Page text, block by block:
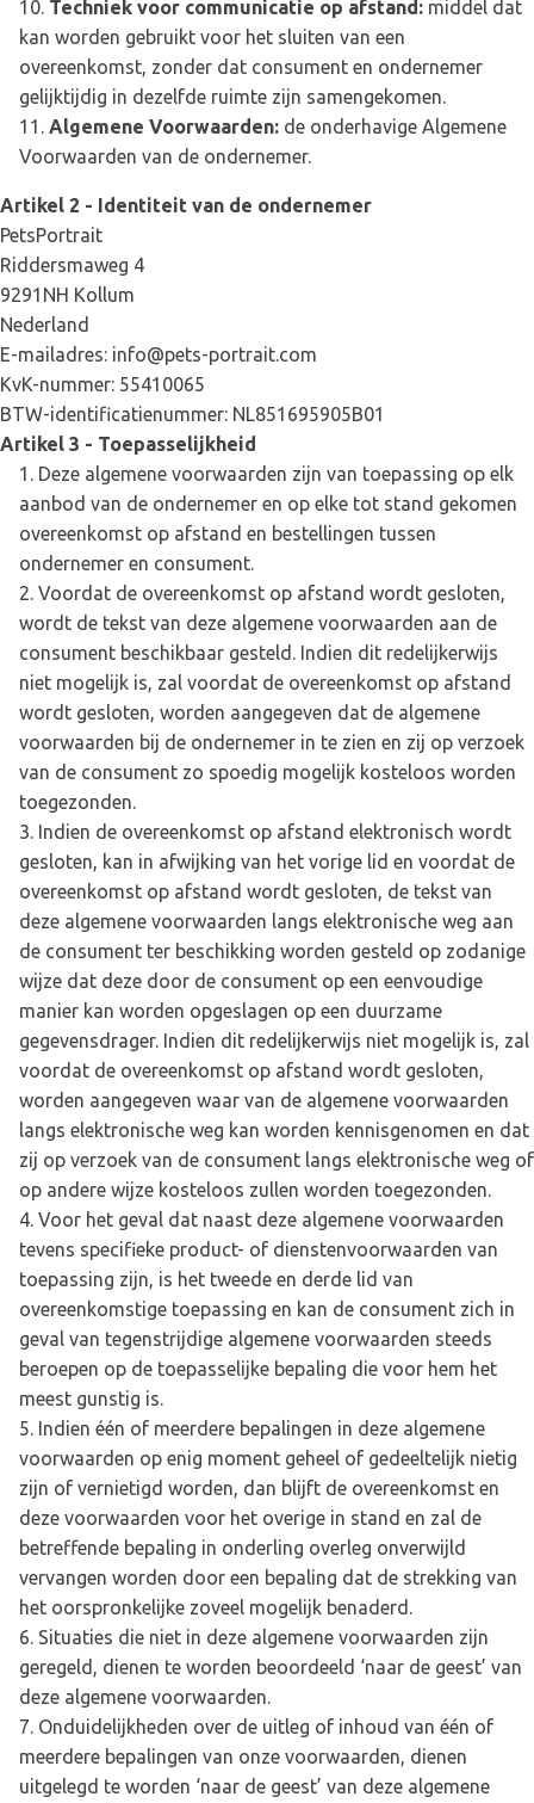
Techniek voor communicatie op afstand: middel dat
kan worden gebruikt voor het sluiten van een
overeenkomst, zonder dat consument en ondernemer
gelijktijdig in dezelfde ruimte zijn samengekomen.
Algemene Voorwaarden: de onderhavige Algemene
Voorwaarden van de ondernemer.
Artikel 2 - Identiteit van de ondernemer
PetsPortrait
Riddersmaweg 4
9291NH Kollum
Nederland
E-mailadres: info@pets-portrait.com
KvK-nummer: 55410065
BTW-identificatienummer: NL851695905B01
Artikel 3 - Toepasselijkheid
Deze algemene voorwaarden zijn van toepassing op elk
aanbod van de ondernemer en op elke tot stand gekomen
overeenkomst op afstand en bestellingen tussen
ondernemer en consument.
Voordat de overeenkomst op afstand wordt gesloten,
wordt de tekst van deze algemene voorwaarden aan de
consument beschikbaar gesteld. Indien dit redelijkerwijs
niet mogelijk is, zal voordat de overeenkomst op afstand
wordt gesloten, worden aangegeven dat de algemene
voorwaarden bij de ondernemer in te zien en zij op verzoek
van de consument zo spoedig mogelijk kosteloos worden
toegezonden.
Indien de overeenkomst op afstand elektronisch wordt
gesloten, kan in afwijking van het vorige lid en voordat de
overeenkomst op afstand wordt gesloten, de tekst van
deze algemene voorwaarden langs elektronische weg aan
de consument ter beschikking worden gesteld op zodanige
wijze dat deze door de consument op een eenvoudige
manier kan worden opgeslagen op een duurzame
gegevensdrager. Indien dit redelijkerwijs niet mogelijk is, zal
voordat de overeenkomst op afstand wordt gesloten,
worden aangegeven waar van de algemene voorwaarden
langs elektronische weg kan worden kennisgenomen en dat
zij op verzoek van de consument langs elektronische weg of
op andere wijze kosteloos zullen worden toegezonden.
Voor het geval dat naast deze algemene voorwaarden
tevens specifieke product- of dienstenvoorwaarden van
toepassing zijn, is het tweede en derde lid van
overeenkomstige toepassing en kan de consument zich in
geval van tegenstrijdige algemene voorwaarden steeds
beroepen op de toepasselijke bepaling die voor hem het
meest gunstig is.
Indien één of meerdere bepalingen in deze algemene
voorwaarden op enig moment geheel of gedeeltelijk nietig
zijn of vernietigd worden, dan blijft de overeenkomst en
deze voorwaarden voor het overige in stand en zal de
betreffende bepaling in onderling overleg onverwijld
vervangen worden door een bepaling dat de strekking van
het oorspronkelijke zoveel mogelijk benaderd.
Situaties die niet in deze algemene voorwaarden zijn
geregeld, dienen te worden beoordeeld ‘naar de geest’ van
deze algemene voorwaarden.
Onduidelijkheden over de uitleg of inhoud van één of
meerdere bepalingen van onze voorwaarden, dienen
uitgelegd te worden ‘naar de geest’ van deze algemene